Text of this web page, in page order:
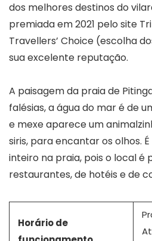
dos melhores destinos do
premiada em 2021 pelo site
Travellers’ Choice (escolha
sua excelente reputação.
A paisagem da praia de
falésias, a água do mar é de
e mexe aparece um
siris, para encantar os olhos.
inteiro na praia, pois o local é
restaurantes, de hotéis e de
Horário de